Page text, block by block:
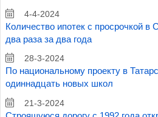
4-4-2024
Количество ипотек с просрочкой
два раза за два года
28-3-2024
По национальному проекту в
одиннадцать новых школ
21-3-2024